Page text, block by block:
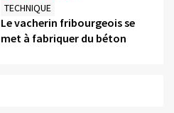
TECHNIQUE
Le vacherin fribourgeois se
met à fabriquer du béton